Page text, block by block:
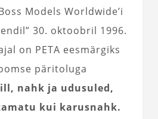
Models Worldwide’i
30. oktoobril 1996.
on PETA eesmärgiks
päritoluga
nahk ja udusuled,
kui karusnahk.